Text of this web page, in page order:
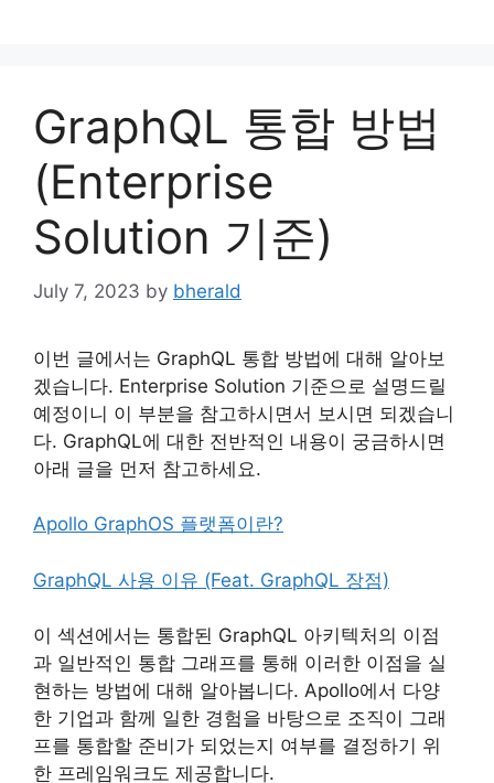
GraphQL 통합 방법
(Enterprise
Solution 기준)
July 7, 2023 by bherald
이번 글에서는 GraphQL 통합 방법에 대해 알아보
겠습니다. Enterprise Solution 기준으로 설명드릴
예정이니 이 부분을 참고하시면서 보시면 되겠습니
다. GraphQL에 대한 전반적인 내용이 궁금하시면
아래 글을 먼저 참고하세요.
Apollo GraphOS 플랫폼이란?
GraphQL 사용 이유 (Feat. GraphQL 장점)
이 섹션에서는 통합된 GraphQL 아키텍처의 이점
과 일반적인 통합 그래프를 통해 이러한 이점을 실
현하는 방법에 대해 알아봅니다. Apollo에서 다양
한 기업과 함께 일한 경험을 바탕으로 조직이 그래
프를 통합할 준비가 되었는지 여부를 결정하기 위
한 프레임워크도 제공합니다.